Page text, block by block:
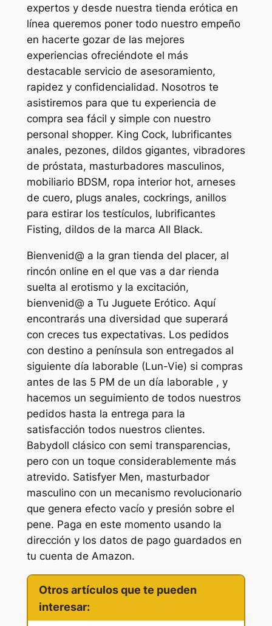
expertos y desde nuestra tienda erótica en
línea queremos poner todo nuestro empeño
en hacerte gozar de las mejores
experiencias ofreciéndote el más
destacable servicio de asesoramiento,
rapidez y confidencialidad. Nosotros te
asistiremos para que tu experiencia de
compra sea fácil y simple con nuestro
personal shopper. King Cock, lubrificantes
anales, pezones, dildos gigantes, vibradores
de próstata, masturbadores masculinos,
mobiliario BDSM, ropa interior hot, arneses
de cuero, plugs anales, cockrings, anillos
para estirar los testículos, lubrificantes
Fisting, dildos de la marca All Black.
Bienvenid@ a la gran tienda del placer, al
rincón online en el que vas a dar rienda
suelta al erotismo y la excitación,
bienvenid@ a Tu Juguete Erótico. Aquí
encontrarás una diversidad que superará
con creces tus expectativas. Los pedidos
con destino a península son entregados al
siguiente día laborable (Lun-Vie) si compras
antes de las 5 PM de un día laborable , y
hacemos un seguimiento de todos nuestros
pedidos hasta la entrega para la
satisfacción todos nuestros clientes.
Babydoll clásico con semi transparencias,
pero con un toque considerablemente más
atrevido. Satisfyer Men, masturbador
masculino con un mecanismo revolucionario
que genera efecto vacío y presión sobre el
pene. Paga en este momento usando la
dirección y los datos de pago guardados en
tu cuenta de Amazon.
Otros artículos que te pueden
interesar: